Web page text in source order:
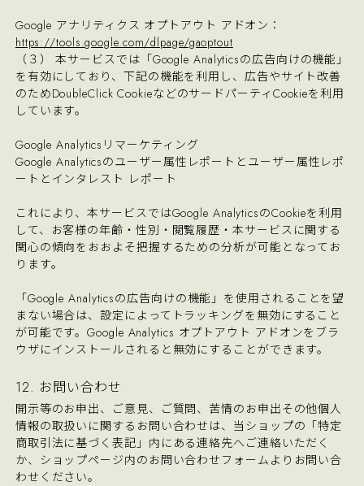
Google アナリティクス オプトアウト アドオン：
https://tools.google.com/dlpage/gaoptout
（３） 本サービスでは「Google Analyticsの広告向けの機能」
を有効にしており、下記の機能を利用し、広告やサイト改善
のためDoubleClick CookieなどのサードパーティCookieを利用
しています。
Google Analyticsリマーケティング
Google Analyticsのユーザー属性レポートとユーザー属性レポ
ートとインタレスト レポート
これにより、本サービスではGoogle AnalyticsのCookieを利用
して、お客様の年齢・性別・閲覧履歴・本サービスに関する
関心の傾向をおおよそ把握するための分析が可能となってお
ります。
「Google Analyticsの広告向けの機能」を使用されることを望
まない場合は、設定によってトラッキングを無効にすること
が可能です。Google Analytics オプトアウト アドオンをブラ
ウザにインストールされると無効にすることができます。
12. お問い合わせ
開示等のお申出、ご意見、ご質問、苦情のお申出その他個人
情報の取扱いに関するお問い合わせは、当ショップの「特定
商取引法に基づく表記」内にある連絡先へご連絡いただく
か、ショップページ内のお問い合わせフォームよりお問い合
わせください。